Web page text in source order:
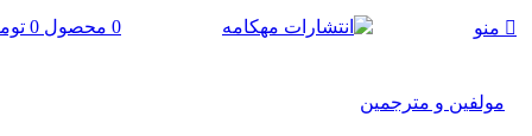
منو 0 محصول 0
مولفین و مترجمین